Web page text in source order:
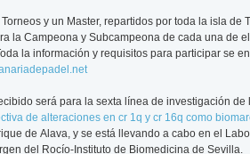
y un Master, repartidos por toda la isla
la Campeona y Subcampeona de cada una de
la información y requisitos para participar se
será para la sexta línea de investigación
de alteraciones en cr 1q y cr 16q como
de Alava, y se está llevando a cabo en el
del Rocío-Instituto de Biomedicina de Sevilla.